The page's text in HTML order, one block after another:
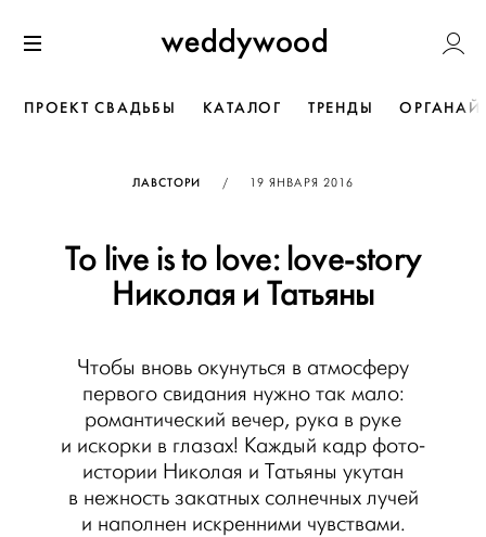
к содержанию
Weddywood
ПРОЕКТ СВАДЬБЫ КАТАЛОГ ТРЕНДЫ
ЛАВСТОРИ / ОПУБЛИКОВАНО
19 ЯНВАРЯ 2016
To live is to love: love-story
Николая и Татьяны
Чтобы вновь окунуться в атмосферу
первого свидания нужно так мало:
романтический вечер, рука в руке
и искорки в глазах! Каждый кадр фото-
истории Николая и Татьяны укутан
в нежность закатных солнечных лучей
и наполнен искренними чувствами.